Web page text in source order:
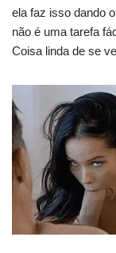
ela faz isso dando
não é uma tarefa
Coisa linda de se